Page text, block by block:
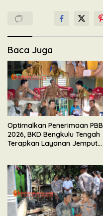
Baca Juga
Optimalkan Penerimaan PBB
2026, BKD Bengkulu Tengah
Terapkan Layanan Jemput